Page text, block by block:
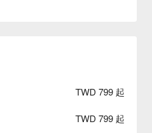
TWD 799 起
TWD 799 起